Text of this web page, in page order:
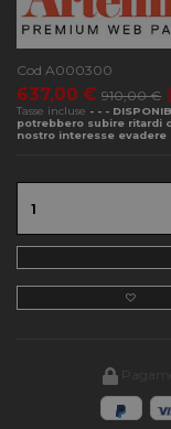
Cod A000300
637,00 € 910,00 €
Tasse incluse - - -
potrebbero subire ritardi
nostro interesse